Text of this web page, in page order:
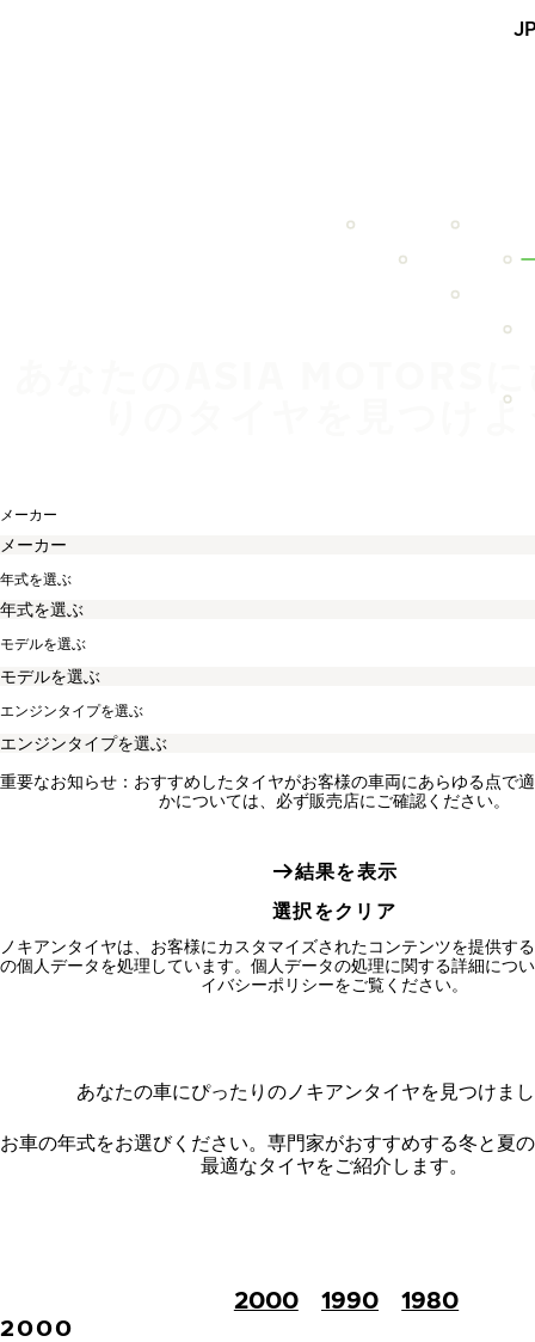
りのタイヤを見つけ
メーカー
年式を選ぶ
モデルを選ぶ
エンジンタイプを選ぶ
重要なお知らせ：おすすめしたタイヤがお客様の車両にあらゆる点で
かについては、必ず販売店にご確認ください。
結果を表示
選択をクリア
ノキアンタイヤは、お客様にカスタマイズされたコンテンツを提供す
の個人データを処理しています。個人データの処理に関する詳細につ
イバシーポリシーをご覧ください。
あなたの車にぴったりのノキアンタイヤを見つけま
お車の年式をお選びください。 専門家がおすすめする冬と夏
最適なタイヤをご紹介します。
2000 1990 1980
2000